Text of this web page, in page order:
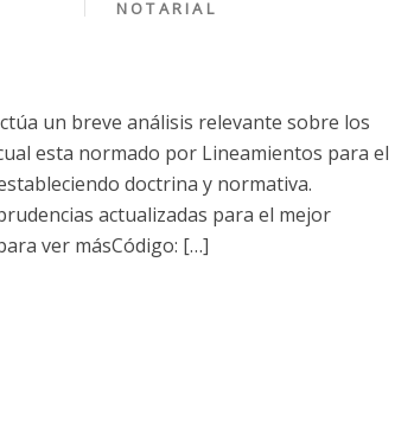
NOTARIAL
un breve análisis relevante sobre los
cual esta normado por Lineamientos para el
doctrina y normativa.
actualizadas para el mejor
ver másCódigo: […]